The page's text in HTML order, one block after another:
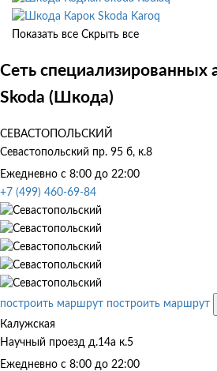
Skoda Karoq
Показать все Скрыть все
Сеть специализированных
Skoda (Шкода)
СЕВАСТОПОЛЬСКИЙ
Севастопольский пр. 95 б, к.8
Ежедневно с 8:00 до 22:00
+7 (499) 460-69-84
построить маршрут построить маршрут
Калужская
Научный проезд д.14а к.5
Ежедневно с 8:00 до 22:00